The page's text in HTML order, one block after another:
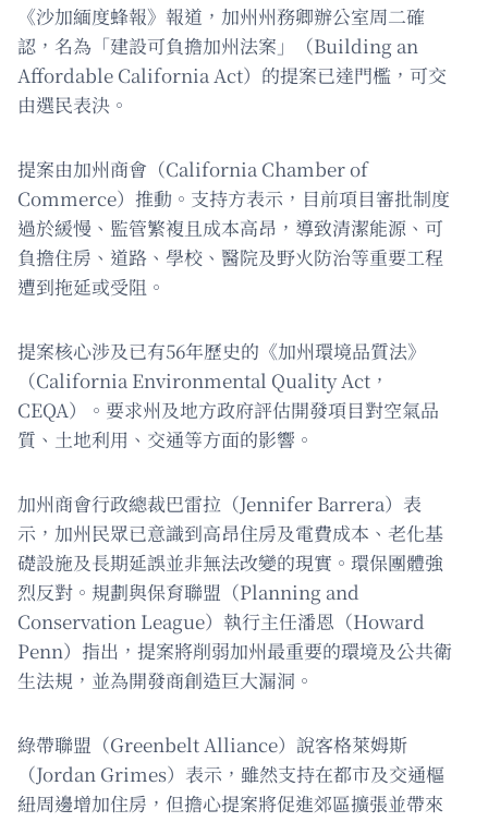
《沙加緬度蜂報》報道，加州州務卿辦公室周二確
認，名為「建設可負擔加州法案」（Building an
Affordable California Act）的提案已達門檻，可交
由選民表決。
提案由加州商會（California Chamber of
Commerce）推動。支持方表示，目前項目審批制度
過於緩慢、監管繁複且成本高昂，導致清潔能源、可
負擔住房、道路、學校、醫院及野火防治等重要工程
遭到拖延或受阻。
提案核心涉及已有56年歷史的《加州環境品質法》
（California Environmental Quality Act，
CEQA）。要求州及地方政府評估開發項目對空氣品
質、土地利用、交通等方面的影響。
加州商會行政總裁巴雷拉（Jennifer Barrera）表
示，加州民眾已意識到高昂住房及電費成本、老化基
礎設施及長期延誤並非無法改變的現實。環保團體強
烈反對。規劃與保育聯盟（Planning and
Conservation League）執行主任潘恩（Howard
Penn）指出，提案將削弱加州最重要的環境及公共衛
生法規，並為開發商創造巨大漏洞。
綠帶聯盟（Greenbelt Alliance）說客格萊姆斯
（Jordan Grimes）表示，雖然支持在都市及交通樞
紐周邊增加住房，但擔心提案將促進郊區擴張並帶來